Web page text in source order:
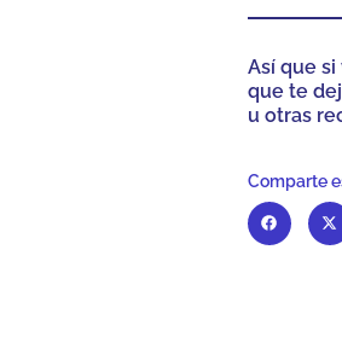
Así que
que te
u otras
Comparte